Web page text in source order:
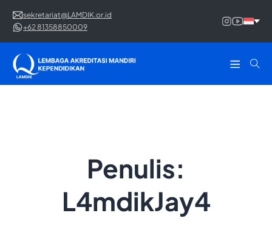
sekretariat@LAMDIK.or.id
+62 81358850009
Penulis:
L4mdikJay4